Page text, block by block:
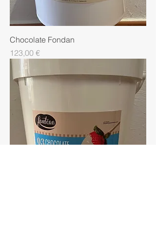
Chocolate Fondan
Precio
123,00 €